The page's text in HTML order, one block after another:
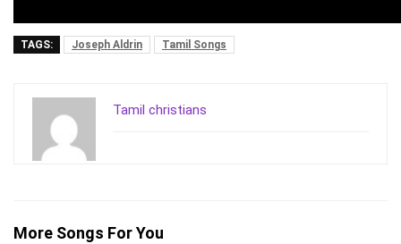
TAGS: Joseph Aldrin Tamil Songs
Tamil christians
More Songs For You